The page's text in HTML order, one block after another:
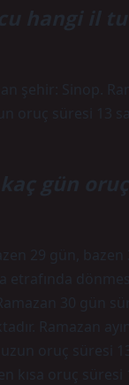
hangi il
şehir: Sinop.
oruç süresi 13
kaç gün
29 gün, bazen
etrafında
30 gün
Ramazan
oruç süresi
kısa oruç süresi